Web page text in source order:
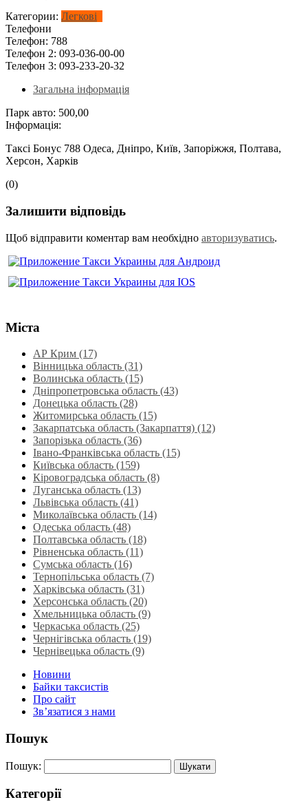
Категории: Легкові
Телефони
Телефон: 788
Телефон 2: 093-036-00-00
Телефон 3: 093-233-20-32
Загальна інформація
Парк авто: 500,00
Інформація:
Таксі Бонус 788 Одеса, Дніпро, Київ, Запоріжжя, Полтава,
Херсон, Харків
(0)
Залишити відповідь
Щоб відправити коментар вам необхідно авторизуватись.
Міста
АР Крим (17)
Вінницька область (31)
Волинська область‎ (15)
Дніпропетровська область‎ (43)
Донецька область (28)
Житомирська область (15)
Закарпатська область (Закарпаття) (12)
Запорізька область (36)
Івано-Франківська область (15)
Київська область (159)
Кіровоградська область (8)
Луганська область‎ (13)
Львівська область‎ (41)
Миколаївська область‎ (14)
Одеська область‎ (48)
Полтавська область (18)
Рівненська область‎ (11)
Сумська область‎ (16)
Тернопільська область‎ (7)
Харківська область‎ (31)
Херсонська область‎ (20)
Хмельницька область‎ (9)
Черкаська область‎ (25)
Чернігівська область (19)
Чернівецька область (9)
Новини
Байки таксистів
Про сайт
Зв’язатися з нами
Пошук
Пошук:
Категорії